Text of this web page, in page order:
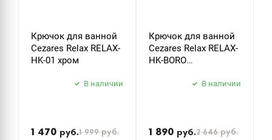
Крючок для ванной
Cezares Relax RELAX-
HK-01 хром
В наличии
1 470 руб.1 999руб.
Крючок для ванной
Cezares Relax RELAX-
HK-BORO
В наличии
1 890 руб.2 646руб.